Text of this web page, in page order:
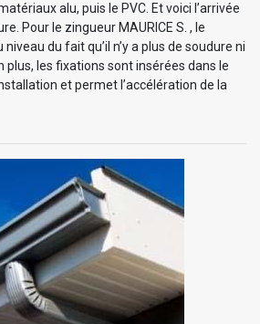
alu, puis le PVC. Et voici l’arrivée
Pour le zingueur MAURICE S. , le
du fait qu’il n’y a plus de soudure ni
plus, les fixations sont insérées dans le
et permet l’accélération de la